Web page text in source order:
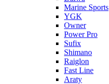
Marine Sports
YGK
Owner
Power Pro
Sufix
Shimano
Raiglon
Fast Line
Araty